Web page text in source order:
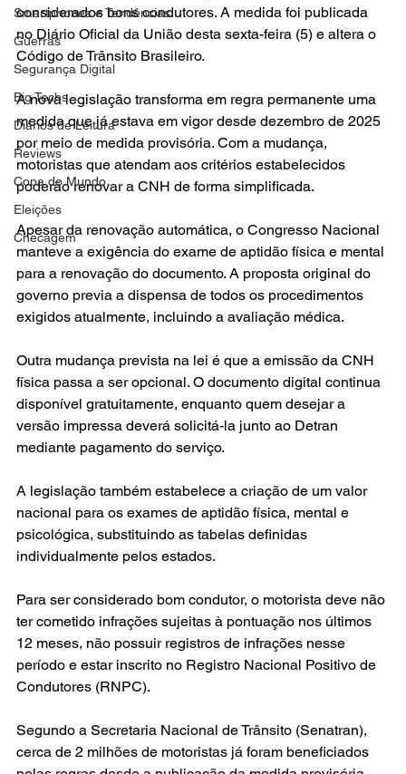
Smartphones e Tendências
Guerras
Segurança Digital
Big Techs
Diários de Leitura
Reviews
Copa do Mundo
Eleições
Checagem
considerados bons condutores. A medida foi publicada
no Diário Oficial da União desta sexta-feira (5) e altera o
Código de Trânsito Brasileiro.
A nova legislação transforma em regra permanente uma
medida que já estava em vigor desde dezembro de 2025
por meio de medida provisória. Com a mudança,
motoristas que atendam aos critérios estabelecidos
poderão renovar a CNH de forma simplificada.
Apesar da renovação automática, o Congresso Nacional
manteve a exigência do exame de aptidão física e mental
para a renovação do documento. A proposta original do
governo previa a dispensa de todos os procedimentos
exigidos atualmente, incluindo a avaliação médica.
Outra mudança prevista na lei é que a emissão da CNH
física passa a ser opcional. O documento digital continua
disponível gratuitamente, enquanto quem desejar a
versão impressa deverá solicitá-la junto ao Detran
mediante pagamento do serviço.
A legislação também estabelece a criação de um valor
nacional para os exames de aptidão física, mental e
psicológica, substituindo as tabelas definidas
individualmente pelos estados.
Para ser considerado bom condutor, o motorista deve não
ter cometido infrações sujeitas à pontuação nos últimos
12 meses, não possuir registros de infrações nesse
período e estar inscrito no Registro Nacional Positivo de
Condutores (RNPC).
Segundo a Secretaria Nacional de Trânsito (Senatran),
cerca de 2 milhões de motoristas já foram beneficiados